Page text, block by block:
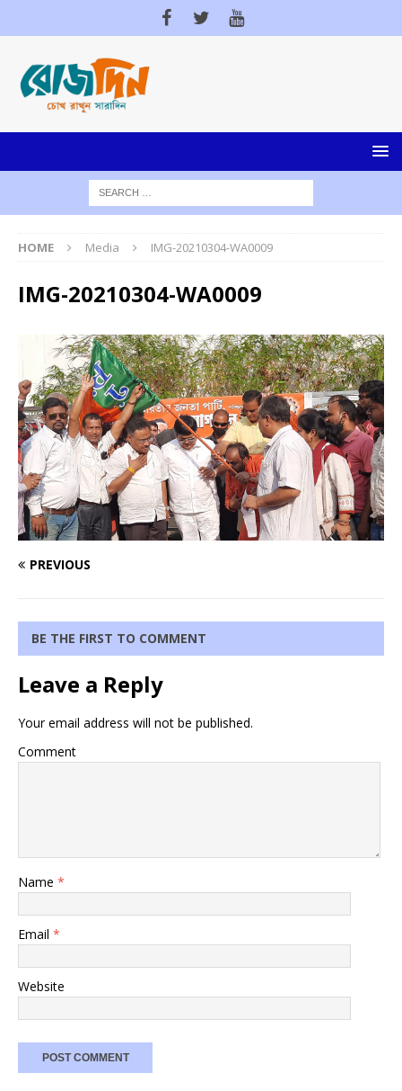
HOME Media IMG-20210304-WA0009
IMG-20210304-WA0009
PREVIOUS
BE THE FIRST TO COMMENT
Leave a Reply
Your email address will not be published.
Comment
Name *
Email *
Website